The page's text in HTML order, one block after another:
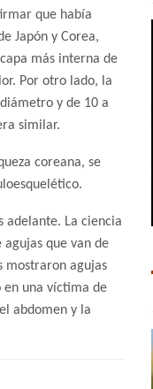
que había
Japón y Corea,
más interna de
Por otro lado, la
y de 10 a
similar.
coreana, se
adelante. La ciencia
que van de
mostraron agujas
en una víctima de
abdomen y la